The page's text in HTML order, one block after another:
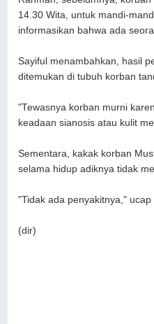
14.30 Wita, untuk mandi-
informasikan bahwa ada
Sayiful menambahkan, hasil
ditemukan di tubuh korban
"Tewasnya korban murni
keadaan sianosis atau kulit
Sementara, kakak korban
selama hidup adiknya tidak
"Tidak ada penyakitnya," ucap
(dir)